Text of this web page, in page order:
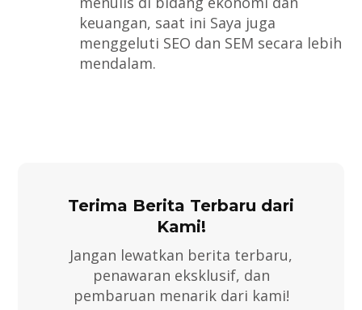
keuangan, saat ini Saya juga
menggeluti SEO dan SEM secara lebih
mendalam.
Terima Berita Terbaru dari
Kami!
Jangan lewatkan berita terbaru,
penawaran eksklusif, dan
pembaruan menarik dari kami!